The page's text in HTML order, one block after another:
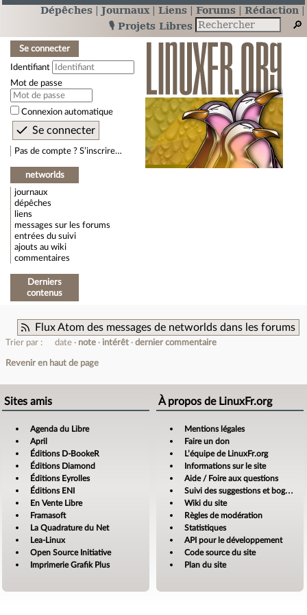
Dépêches Journaux Liens Forums
Rédaction
🎙️ Projets Libres
Se connecter
Identifiant
Mot de passe
Connexion automatique
Pas de compte ? S’inscrire…
networlds
journaux
dépêches
liens
messages sur les forums
entrées du suivi
ajouts au wiki
commentaires
Derniers
contenus
Flux Atom des messages de networlds dans les forums
Trier par : date note intérêt dernier commentaire
Revenir en haut de page
Sites amis
Agenda du Libre
April
Éditions D-BookeR
Éditions Diamond
Éditions Eyrolles
Éditions ENI
En Vente Libre
Framasoft
La Quadrature du Net
Lea-Linux
Open Source Initiative
Imprimerie Grafik Plus
À propos de LinuxFr.org
Mentions légales
Faire un don
L’équipe de LinuxFr.org
Informations sur le site
Aide / Foire aux questions
Suivi des suggestions et bogues
Wiki du site
Règles de modération
Statistiques
API pour le développement
Code source du site
Plan du site